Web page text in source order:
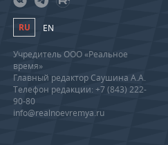
RU EN
Учредитель ООО «Реальное
время»
Главный редактор Саушина А.А.
Телефон редакции: +7 (843) 222-
90-80
info@realnoevremya.ru